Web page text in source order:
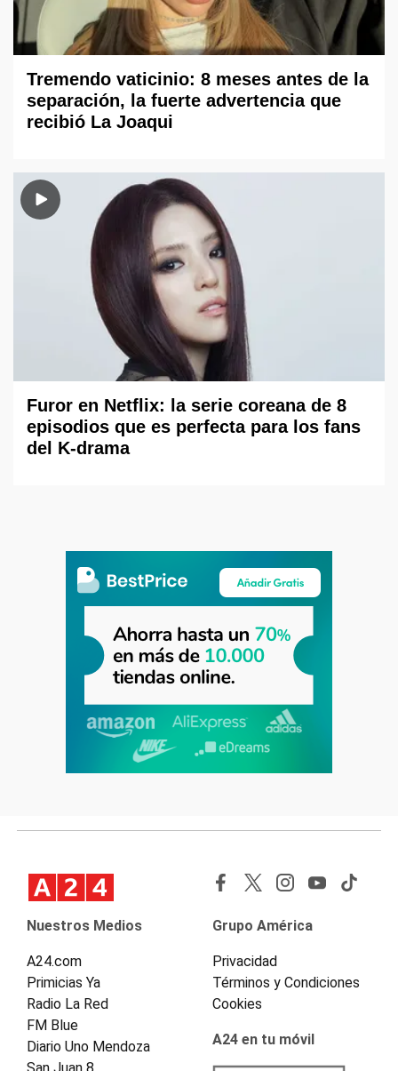
Tremendo vaticinio: 8 meses antes de la
separación, la fuerte advertencia que
recibió La Joaqui
Furor en Netflix: la serie coreana de 8
episodios que es perfecta para los fans
del K-drama
Nuestros Medios
A24.com
Primicias Ya
Radio La Red
FM Blue
Diario Uno Mendoza
Grupo América
Privacidad
Términos y Condiciones
Cookies
A24 en tu móvil